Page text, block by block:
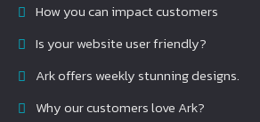
How you can impact customers
Is your website user friendly?
Ark offers weekly stunning designs.
Why our customers love Ark?